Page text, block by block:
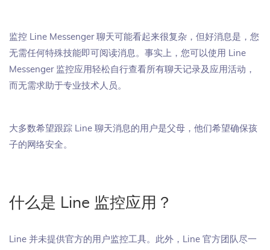
监控 Line Messenger 聊天可能看起来很复杂，但好消息是，您
无需任何特殊技能即可阅读消息。事实上，您可以使用 Line
Messenger 监控应用轻松自行查看所有聊天记录及应用活动，
而无需求助于专业技术人员。
大多数希望跟踪 Line 聊天消息的用户是父母，他们希望确保孩
子的网络安全。
什么是 Line 监控应用？
Line 并未提供官方的用户监控工具。此外，Line 官方团队尽一